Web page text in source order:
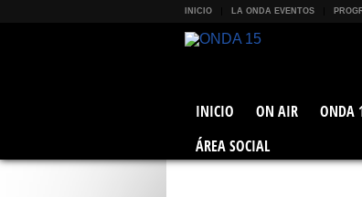
INICIO LA ONDA EVENTOS
INICIO ON AIR ONDA
ÁREA SOCIAL